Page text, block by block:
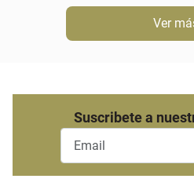
Ver
Suscribete a